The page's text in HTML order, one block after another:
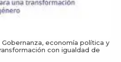
economía política y
con igualdad de